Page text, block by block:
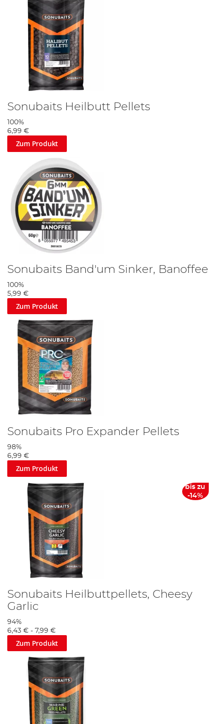
Sonubaits Heilbutt Pellets
100%
6,99 €
Zum Produkt
Sonubaits Band'um Sinker, Banoffee
100%
5,99 €
Zum Produkt
Sonubaits Pro Expander Pellets
98%
6,99 €
Zum Produkt
bis zu
-14%
Sonubaits Heilbuttpellets, Cheesy
Garlic
94%
6,43 € - 7,99 €
Zum Produkt